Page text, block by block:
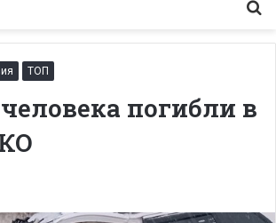
ТОП
погибли в